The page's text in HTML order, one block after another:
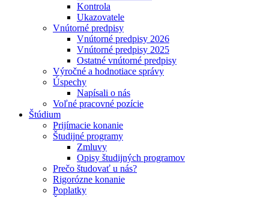
Kontrola
Ukazovatele
Vnútorné predpisy
Vnútorné predpisy 2026
Vnútorné predpisy 2025
Ostatné vnútorné predpisy
Výročné a hodnotiace správy
Úspechy
Napísali o nás
Voľné pracovné pozície
Štúdium
Prijímacie konanie
Študijné programy
Zmluvy
Opisy študijných programov
Prečo študovať u nás?
Rigorózne konanie
Poplatky